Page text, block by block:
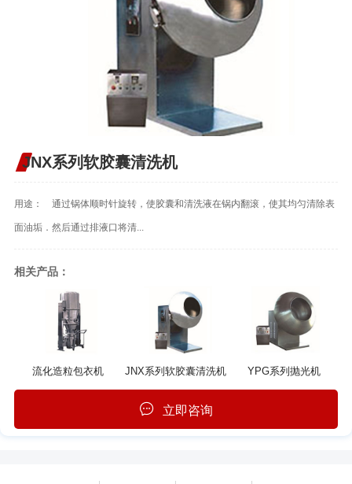
JNX系列软胶囊清洗机
用途： 通过锅体顺时针旋转，使胶囊和清洗液在锅内翻滚，使其均匀清除表
面油垢．然后通过排液口将清...
相关产品：
流化造粒包衣机 JNX系列软胶囊清洗机 YPG系列抛光机
立即咨询